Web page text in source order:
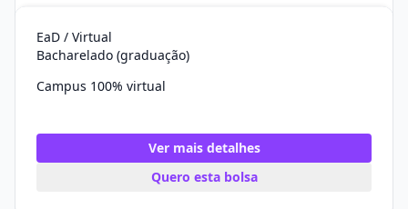
EaD / Virtual
Bacharelado (graduação)
Campus 100% virtual
Ver mais detalhes
Quero esta bolsa